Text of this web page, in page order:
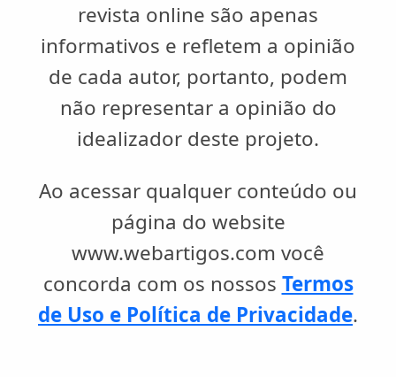
revista online são apenas
informativos e refletem a opinião
de cada autor, portanto, podem
não representar a opinião do
idealizador deste projeto.
Ao acessar qualquer conteúdo ou
página do website
www.webartigos.com você
concorda com os nossos Termos
de Uso e Política de Privacidade.